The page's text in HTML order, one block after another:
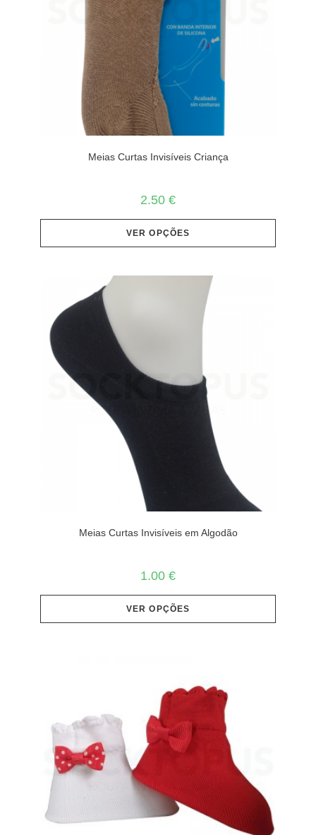
Meias Curtas Invisíveis Criança
2.50 €
VER OPÇÕES
Meias Curtas Invisíveis em Algodão
1.00 €
VER OPÇÕES